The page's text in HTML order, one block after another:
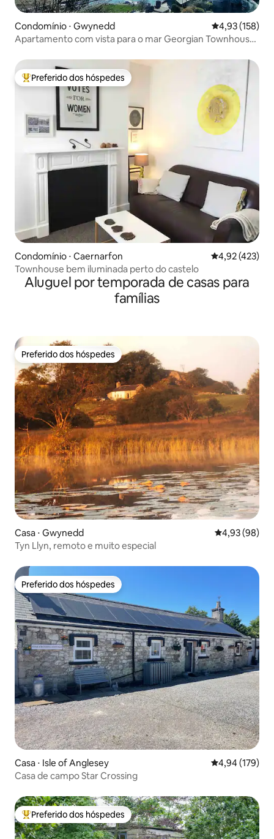
Condomínio ⋅ Gwynedd 4,93 de uma
4,93 (158)
Apartamento com vista para o mar Georgian Townhouse
Entre os melhores preferidos dos hóspedes
Preferido dos hóspedes
Condomínio ⋅ Caernarfon 4,92 de uma
4,92 (423)
Townhouse bem iluminada perto do castelo
Aluguel por temporada de casas para
famílias
Preferido dos hóspedes
Preferido dos hóspedes
Casa ⋅ Gwynedd 4,93 de uma
4,93 (98)
Tyn Llyn, remoto e muito especial
Preferido dos hóspedes
Preferido dos hóspedes
Casa ⋅ Isle of Anglesey 4,94 de uma
4,94 (179)
Casa de campo Star Crossing
Entre os melhores preferidos dos hóspedes
Preferido dos hóspedes